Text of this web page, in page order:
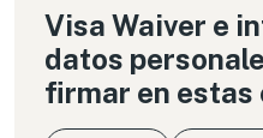
Visa Waiver e
datos
firmar en estas